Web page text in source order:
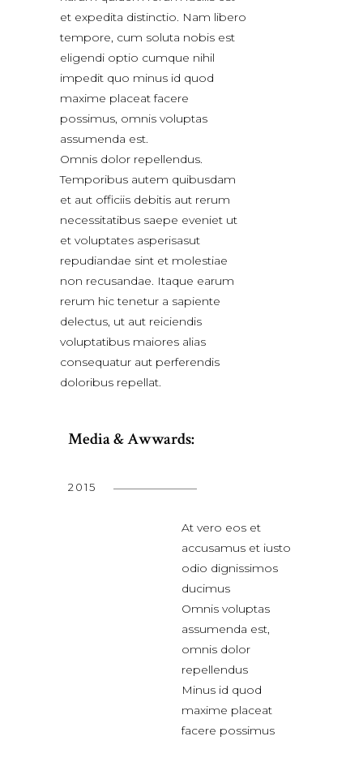
et expedita distinctio. Nam libero
tempore, cum soluta nobis est
eligendi optio cumque nihil
impedit quo minus id quod
maxime placeat facere
possimus, omnis voluptas
assumenda est.
Omnis dolor repellendus.
Temporibus autem quibusdam
et aut officiis debitis aut rerum
necessitatibus saepe eveniet ut
et voluptates asperisasut
repudiandae sint et molestiae
non recusandae. Itaque earum
rerum hic tenetur a sapiente
delectus, ut aut reiciendis
voluptatibus maiores alias
consequatur aut perferendis
doloribus repellat.
Media & Awwards:
2015
At vero eos et
accusamus et iusto
odio dignissimos
ducimus
Omnis voluptas
assumenda est,
omnis dolor
repellendus
Minus id quod
maxime placeat
facere possimus